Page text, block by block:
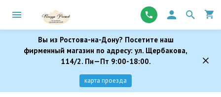
Вы из Ростова-на-Дону? Посетите наш
фирменный магазин по адресу: ул. Щербакова,
114/2. Пн—Пт 9:00-18:00.
карта проезда